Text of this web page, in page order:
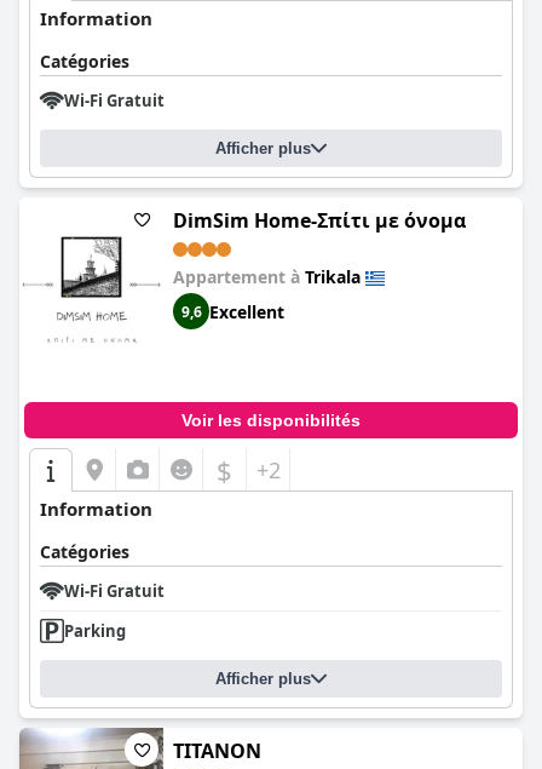
Information
Catégories
Wi-Fi Gratuit
Afficher plus
DimSim Home-Σπίτι με όνομα
Appartement à Trikala
9,6 Excellent
Voir les disponibilités
$ +2
Information
Catégories
Wi-Fi Gratuit
Parking
Afficher plus
TITANON